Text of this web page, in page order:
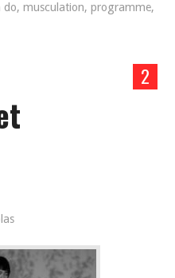
do,musculation,programme,
2